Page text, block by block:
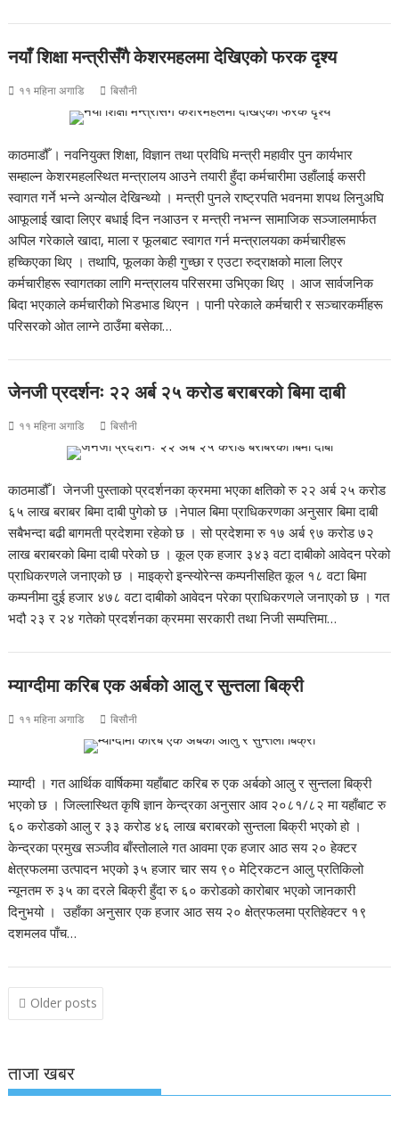
नयाँ शिक्षा मन्त्रीसँगै केशरमहलमा देखिएको फरक दृश्य
११ महिना अगाडि बिसौनी
काठमाडौँ । नवनियुक्त शिक्षा, विज्ञान तथा प्रविधि मन्त्री महावीर पुन कार्यभार
सम्हाल्न केशरमहलस्थित मन्त्रालय आउने तयारी हुँदा कर्मचारीमा उहाँलाई कसरी
स्वागत गर्ने भन्ने अन्योल देखिन्थ्यो । मन्त्री पुनले राष्ट्रपति भवनमा शपथ लिनुअघि
आफूलाई खादा लिएर बधाई दिन नआउन र मन्त्री नभन्न सामाजिक सञ्जालमार्फत
अपिल गरेकाले खादा, माला र फूलबाट स्वागत गर्न मन्त्रालयका कर्मचारीहरू
हच्किएका थिए । तथापि, फूलका केही गुच्छा र एउटा रुद्राक्षको माला लिएर
कर्मचारीहरू स्वागतका लागि मन्त्रालय परिसरमा उभिएका थिए । आज सार्वजनिक
बिदा भएकाले कर्मचारीको भिडभाड थिएन । पानी परेकाले कर्मचारी र सञ्चारकर्मीहरू
परिसरको ओत लाग्ने ठाउँमा बसेका…
जेनजी प्रदर्शनः २२ अर्ब २५ करोड बराबरको बिमा दाबी
११ महिना अगाडि बिसौनी
काठमाडौँ I जेनजी पुस्ताको प्रदर्शनका क्रममा भएका क्षतिको रु २२ अर्ब २५ करोड
६५ लाख बराबर बिमा दाबी पुगेको छ ।नेपाल बिमा प्राधिकरणका अनुसार बिमा दाबी
सबैभन्दा बढी बागमती प्रदेशमा रहेको छ । सो प्रदेशमा रु १७ अर्ब ९७ करोड ७२
लाख बराबरको बिमा दाबी परेको छ । कूल एक हजार ३४३ वटा दाबीको आवेदन परेको
प्राधिकरणले जनाएको छ । माइक्रो इन्स्योरेन्स कम्पनीसहित कूल १८ वटा बिमा
कम्पनीमा दुई हजार ४७८ वटा दाबीको आवेदन परेका प्राधिकरणले जनाएको छ । गत
भदौ २३ र २४ गतेको प्रदर्शनका क्रममा सरकारी तथा निजी सम्पत्तिमा…
म्याग्दीमा करिब एक अर्बको आलु र सुन्तला बिक्री
११ महिना अगाडि बिसौनी
म्याग्दी । गत आर्थिक वार्षिकमा यहाँबाट करिब रु एक अर्बको आलु र सुन्तला बिक्री
भएको छ । जिल्लास्थित कृषि ज्ञान केन्द्रका अनुसार आव २०८१/८२ मा यहाँबाट रु
६० करोडको आलु र ३३ करोड ४६ लाख बराबरको सुन्तला बिक्री भएको हो ।
केन्द्रका प्रमुख सञ्जीव बाँस्तोलाले गत आवमा एक हजार आठ सय २० हेक्टर
क्षेत्रफलमा उत्पादन भएको ३५ हजार चार सय ९० मेट्रिकटन आलु प्रतिकिलो
न्यूनतम रु ३५ का दरले बिक्री हुँदा रु ६० करोडको कारोबार भएको जानकारी
दिनुभयो । उहाँका अनुसार एक हजार आठ सय २० क्षेत्रफलमा प्रतिहेक्टर १९
दशमलव पाँच…
Posts
Older posts
ताजा खबर